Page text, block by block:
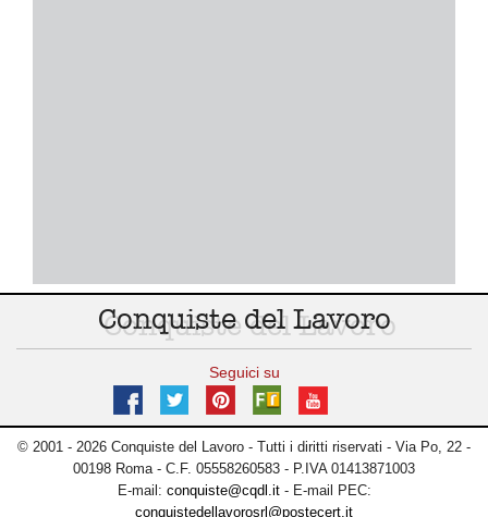
Conquiste del Lavoro
Seguici su
© 2001 - 2026 Conquiste del Lavoro - Tutti i diritti riservati - Via Po, 22 -
00198 Roma - C.F. 05558260583 - P.IVA 01413871003
E-mail: conquiste@cqdl.it- E-mail PEC:
conquistedellavorosrl@postecert.it